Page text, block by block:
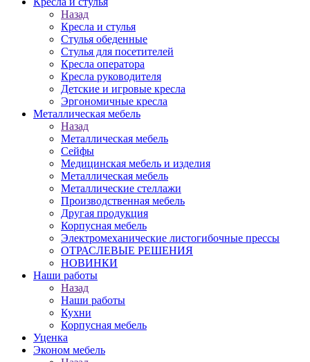
Назад
Кресла и стулья
Стулья обеденные
Стулья для посетителей
Кресла оператора
Кресла руководителя
Детские и игровые кресла
Эргономичные кресла
Металлическая мебель
Назад
Металлическая мебель
Сейфы
Медицинская мебель и изделия
Металлическая мебель
Металлические стеллажи
Производственная мебель
Другая продукция
Корпусная мебель
Электромеханические листогибочные прессы
ОТРАСЛЕВЫЕ РЕШЕНИЯ
НОВИНКИ
Наши работы
Назад
Наши работы
Кухни
Корпусная мебель
Уценка
Эконом мебель